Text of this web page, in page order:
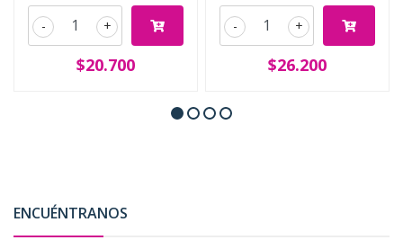
+
-
$20.700
+
-
$26.200
ENCUÉNTRANOS